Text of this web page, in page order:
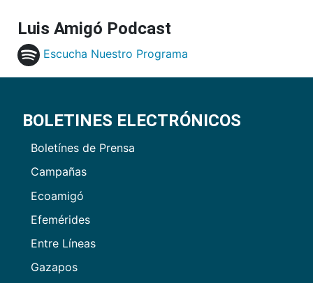
Luis Amigó Podcast
Escucha Nuestro Programa
BOLETINES ELECTRÓNICOS
Boletínes de Prensa
Campañas
Ecoamigó
Efemérides
Entre Líneas
Gazapos